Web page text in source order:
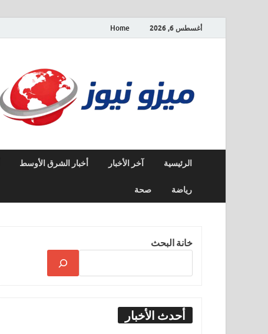
أغسطس 6, 2026 Home
الرئيسية آخر الأخبار أخبار الشرق الأوسط
رياضة صحة
خانة البحث
أحدث الأخبار